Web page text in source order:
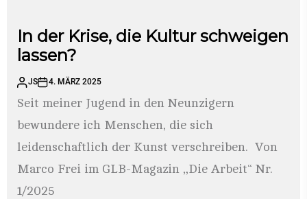
In der Krise, die Kultur schweigen
lassen?
JS 4. MÄRZ 2025
Seit meiner Jugend in den Neunzigern
bewundere ich Menschen, die sich
leidenschaftlich der Kunst verschreiben. Von
Marco Frei im GLB-Magazin „Die Arbeit“ Nr.
1/2025